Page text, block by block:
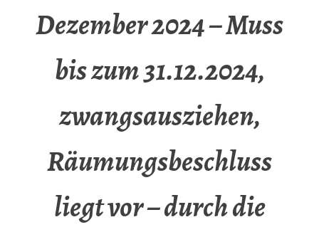
Dezember 2024 – Muss
bis zum 31.12.2024,
zwangsausziehen,
Räumungsbeschluss
liegt vor – durch die